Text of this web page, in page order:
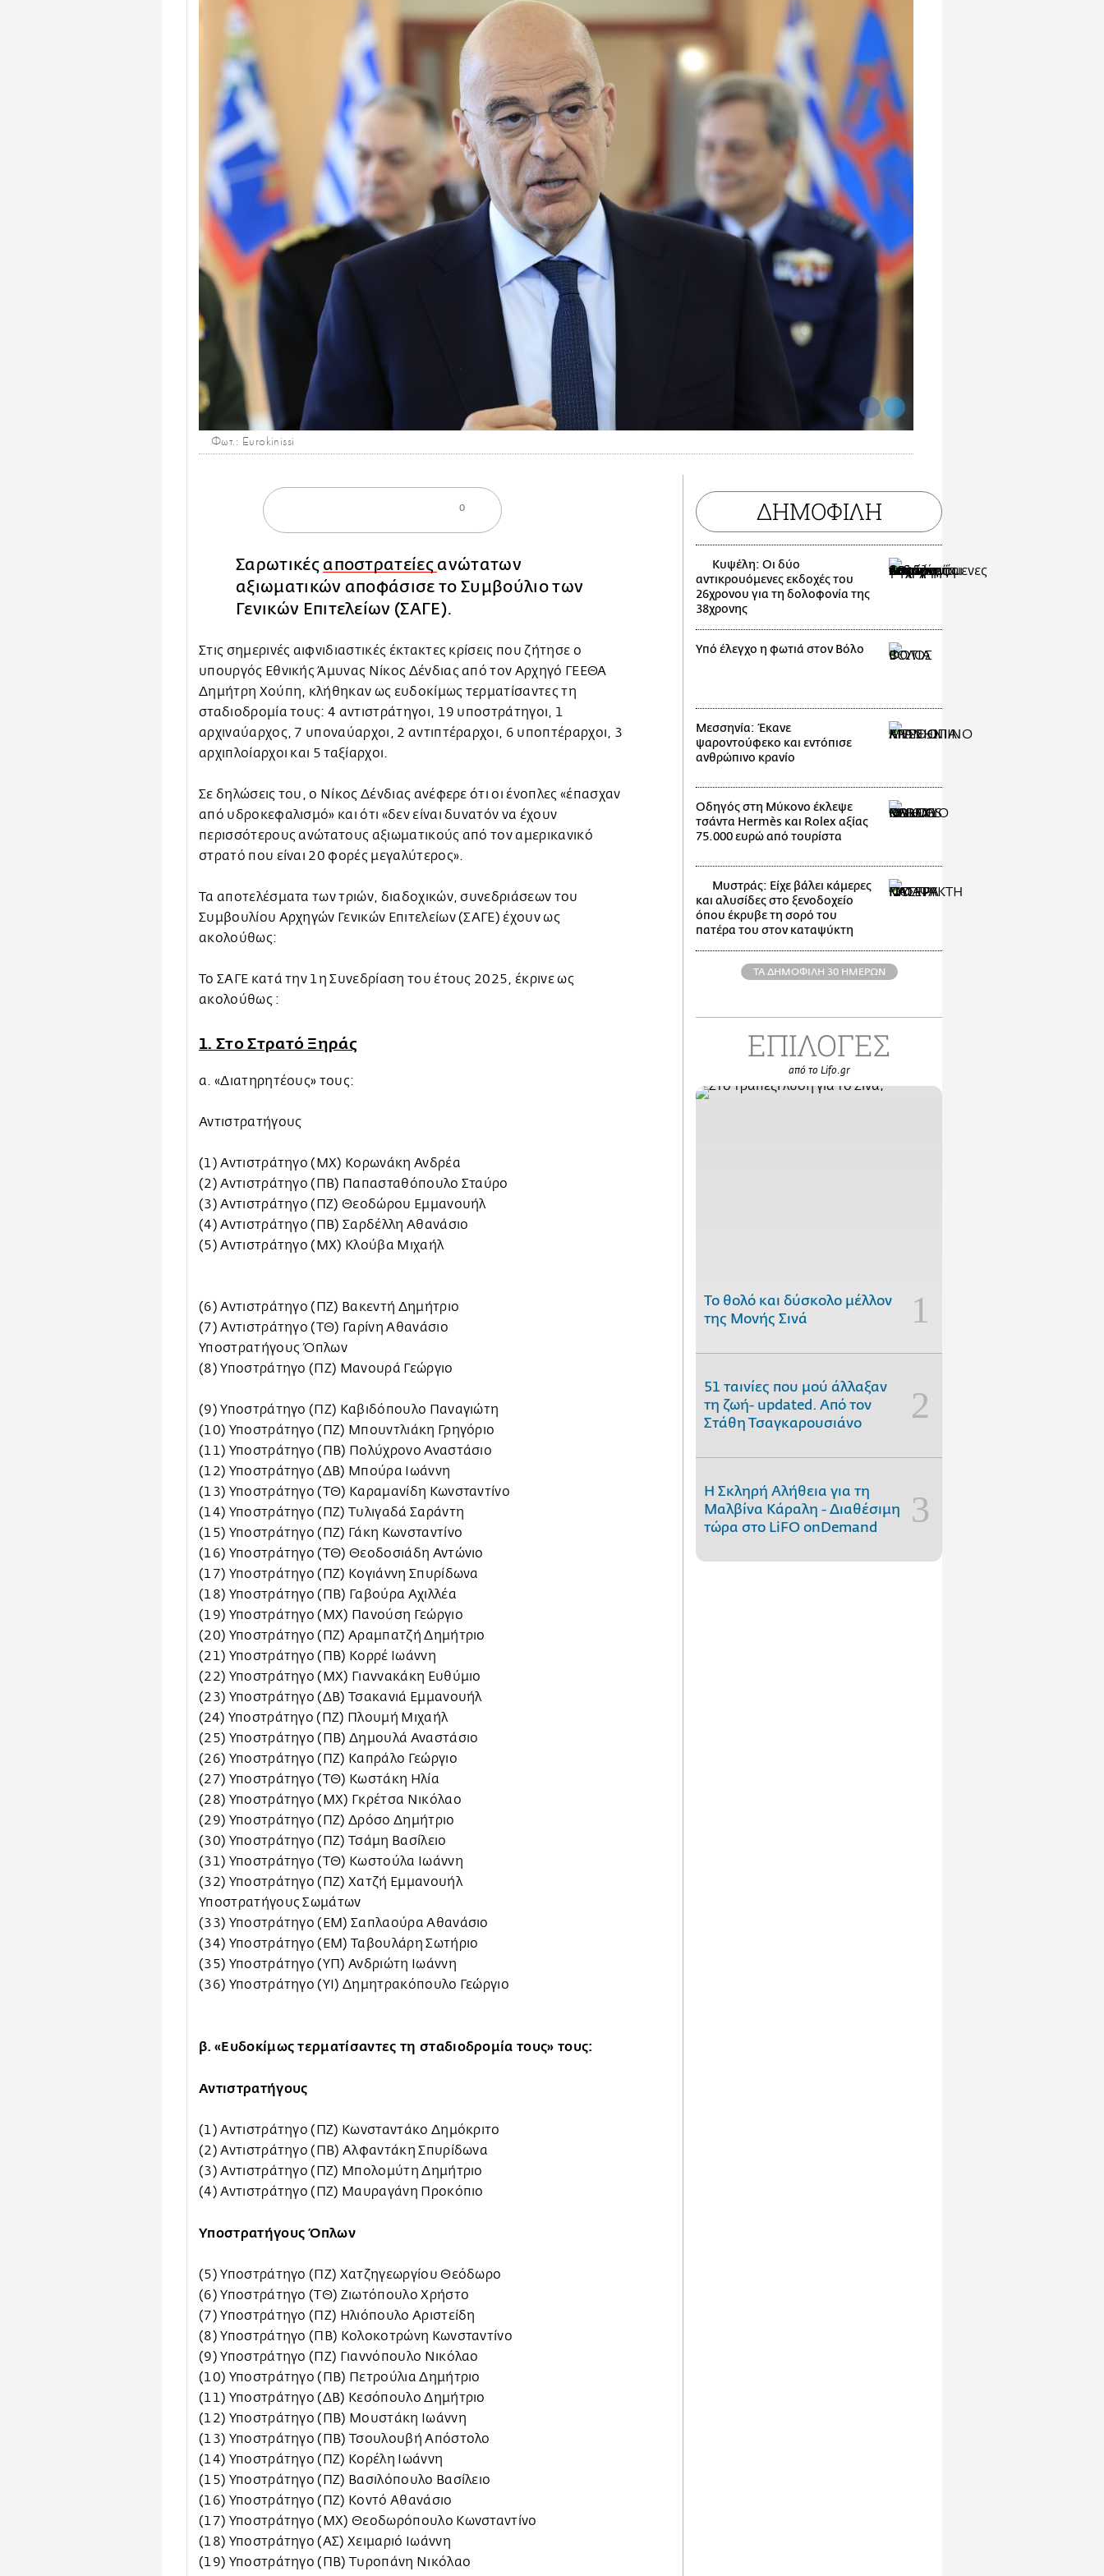
Φωτ.: Eurokinissi
0
Σαρωτικές αποστρατείες ανώτατων
αξιωματικών αποφάσισε το Συμβούλιο των
Γενικών Επιτελείων (ΣΑΓΕ).
Στις σημερινές αιφνιδιαστικές έκτακτες κρίσεις που ζήτησε ο
υπουργός Εθνικής Άμυνας Νίκος Δένδιας από τον Αρχηγό ΓΕΕΘΑ
Δημήτρη Χούπη, κλήθηκαν ως ευδοκίμως τερματίσαντες τη
σταδιοδρομία τους: 4 αντιστράτηγοι, 19 υποστράτηγοι, 1
αρχιναύαρχος, 7 υποναύαρχοι, 2 αντιπτέραρχοι, 6 υποπτέραρχοι, 3
αρχιπλοίαρχοι και 5 ταξίαρχοι.
Σε δηλώσεις του, ο Νίκος Δένδιας ανέφερε ότι οι ένοπλες «έπασχαν
από υδροκεφαλισμό» και ότι «δεν είναι δυνατόν να έχουν
περισσότερους ανώτατους αξιωματικούς από τον αμερικανικό
στρατό που είναι 20 φορές μεγαλύτερος».
Τα αποτελέσματα των τριών, διαδοχικών, συνεδριάσεων του
Συμβουλίου Αρχηγών Γενικών Επιτελείων (ΣΑΓΕ) έχουν ως
ακολούθως:
Το ΣΑΓΕ κατά την 1η Συνεδρίαση του έτους 2025, έκρινε ως
ακολούθως :
1. Στο Στρατό Ξηράς
α. «Διατηρητέους» τους:
Αντιστρατήγους
(1) Αντιστράτηγο (ΜΧ) Κορωνάκη Ανδρέα
(2) Αντιστράτηγο (ΠΒ) Παπασταθόπουλο Σταύρο
(3) Αντιστράτηγο (ΠΖ) Θεοδώρου Εμμανουήλ
(4) Αντιστράτηγο (ΠΒ) Σαρδέλλη Αθανάσιο
(5) Αντιστράτηγο (ΜΧ) Κλούβα Μιχαήλ
(6) Αντιστράτηγο (ΠΖ) Βακεντή Δημήτριο
(7) Αντιστράτηγο (ΤΘ) Γαρίνη Αθανάσιο
Υποστρατήγους Όπλων
(8) Υποστράτηγο (ΠΖ) Μανουρά Γεώργιο
(9) Υποστράτηγο (ΠΖ) Καβιδόπουλο Παναγιώτη
(10) Υποστράτηγο (ΠΖ) Μπουντλιάκη Γρηγόριο
(11) Υποστράτηγο (ΠΒ) Πολύχρονο Αναστάσιο
(12) Υποστράτηγο (ΔΒ) Μπούρα Ιωάννη
(13) Υποστράτηγο (ΤΘ) Καραμανίδη Κωνσταντίνο
(14) Υποστράτηγο (ΠΖ) Τυλιγαδά Σαράντη
(15) Υποστράτηγο (ΠΖ) Γάκη Κωνσταντίνο
(16) Υποστράτηγο (ΤΘ) Θεοδοσιάδη Αντώνιο
(17) Υποστράτηγο (ΠΖ) Κογιάννη Σπυρίδωνα
(18) Υποστράτηγο (ΠΒ) Γαβούρα Αχιλλέα
(19) Υποστράτηγο (ΜΧ) Πανούση Γεώργιο
(20) Υποστράτηγο (ΠΖ) Αραμπατζή Δημήτριο
(21) Υποστράτηγο (ΠΒ) Κορρέ Ιωάννη
(22) Υποστράτηγο (ΜΧ) Γιαννακάκη Ευθύμιο
(23) Υποστράτηγο (ΔΒ) Τσακανιά Εμμανουήλ
(24) Υποστράτηγο (ΠΖ) Πλουμή Μιχαήλ
(25) Υποστράτηγο (ΠΒ) Δημουλά Αναστάσιο
(26) Υποστράτηγο (ΠΖ) Καπράλο Γεώργιο
(27) Υποστράτηγο (ΤΘ) Κωστάκη Ηλία
(28) Υποστράτηγο (ΜΧ) Γκρέτσα Νικόλαο
(29) Υποστράτηγο (ΠΖ) Δρόσο Δημήτριο
(30) Υποστράτηγο (ΠΖ) Τσάμη Βασίλειο
(31) Υποστράτηγο (ΤΘ) Κωστούλα Ιωάννη
(32) Υποστράτηγο (ΠΖ) Χατζή Εμμανουήλ
Υποστρατήγους Σωμάτων
(33) Υποστράτηγο (ΕΜ) Σαπλαούρα Αθανάσιο
(34) Υποστράτηγο (ΕΜ) Ταβουλάρη Σωτήριο
(35) Υποστράτηγο (ΥΠ) Ανδριώτη Ιωάννη
(36) Υποστράτηγο (ΥΙ) Δημητρακόπουλο Γεώργιο
β. «Ευδοκίμως τερματίσαντες τη σταδιοδρομία τους» τους:
Αντιστρατήγους
(1) Αντιστράτηγο (ΠΖ) Κωνσταντάκο Δημόκριτο
(2) Αντιστράτηγο (ΠΒ) Αλφαντάκη Σπυρίδωνα
(3) Αντιστράτηγο (ΠΖ) Μπολομύτη Δημήτριο
(4) Αντιστράτηγο (ΠΖ) Μαυραγάνη Προκόπιο
Υποστρατήγους Όπλων
(5) Υποστράτηγο (ΠΖ) Χατζηγεωργίου Θεόδωρο
(6) Υποστράτηγο (ΤΘ) Ζιωτόπουλο Χρήστο
(7) Υποστράτηγο (ΠΖ) Ηλιόπουλο Αριστείδη
(8) Υποστράτηγο (ΠΒ) Κολοκοτρώνη Κωνσταντίνο
(9) Υποστράτηγο (ΠΖ) Γιαννόπουλο Νικόλαο
(10) Υποστράτηγο (ΠΒ) Πετρούλια Δημήτριο
(11) Υποστράτηγο (ΔΒ) Κεσόπουλο Δημήτριο
(12) Υποστράτηγο (ΠΒ) Μουστάκη Ιωάννη
(13) Υποστράτηγο (ΠΒ) Τσουλουβή Απόστολο
(14) Υποστράτηγο (ΠΖ) Κορέλη Ιωάννη
(15) Υποστράτηγο (ΠΖ) Βασιλόπουλο Βασίλειο
(16) Υποστράτηγο (ΠΖ) Κοντό Αθανάσιο
(17) Υποστράτηγο (ΜΧ) Θεοδωρόπουλο Κωνσταντίνο
(18) Υποστράτηγο (ΑΣ) Χειμαριό Ιωάννη
(19) Υποστράτηγο (ΠΒ) Τυροπάνη Νικόλαο
ΔΗΜΟΦΙΛΗ
Κυψέλη: Οι δύο
αντικρουόμενες εκδοχές του
26χρονου για τη δολοφονία της
38χρονης
Υπό έλεγχο η φωτιά στον Βόλο
Μεσσηνία: Έκανε
ψαροντούφεκο και εντόπισε
ανθρώπινο κρανίο
Οδηγός στη Μύκονο έκλεψε
τσάντα Hermès και Rolex αξίας
75.000 ευρώ από τουρίστα
Μυστράς: Είχε βάλει κάμερες
και αλυσίδες στο ξενοδοχείο
όπου έκρυβε τη σορό του
πατέρα του στον καταψύκτη
ΤΑ ΔΗΜΟΦΙΛΗ 30 ΗΜΕΡΩΝ
ΕΠΙΛΟΓΕΣ
από το Lifo.gr
Το θολό και δύσκολο μέλλον
της Μονής Σινά
51 ταινίες που μού άλλαξαν
τη ζωή- updated. Aπό τον
Στάθη Τσαγκαρουσιάνο
Η Σκληρή Αλήθεια για τη
Μαλβίνα Κάραλη - Διαθέσιμη
τώρα στo LiFO onDemand